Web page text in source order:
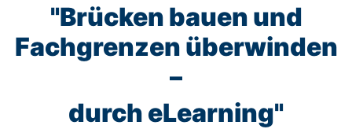
"Brücken bauen und
Fachgrenzen überwinden
–
durch eLearning"